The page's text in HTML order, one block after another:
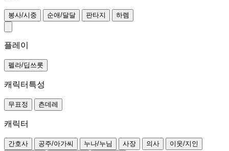
봉사/시중 순애/달달 판타지 하렘
플레이
펠라/딥쓰롯
캐릭터특성
무표정 츤데레
캐릭터
간호사 공주/아가씨 누나/누님 사장 의사
이웃/지인